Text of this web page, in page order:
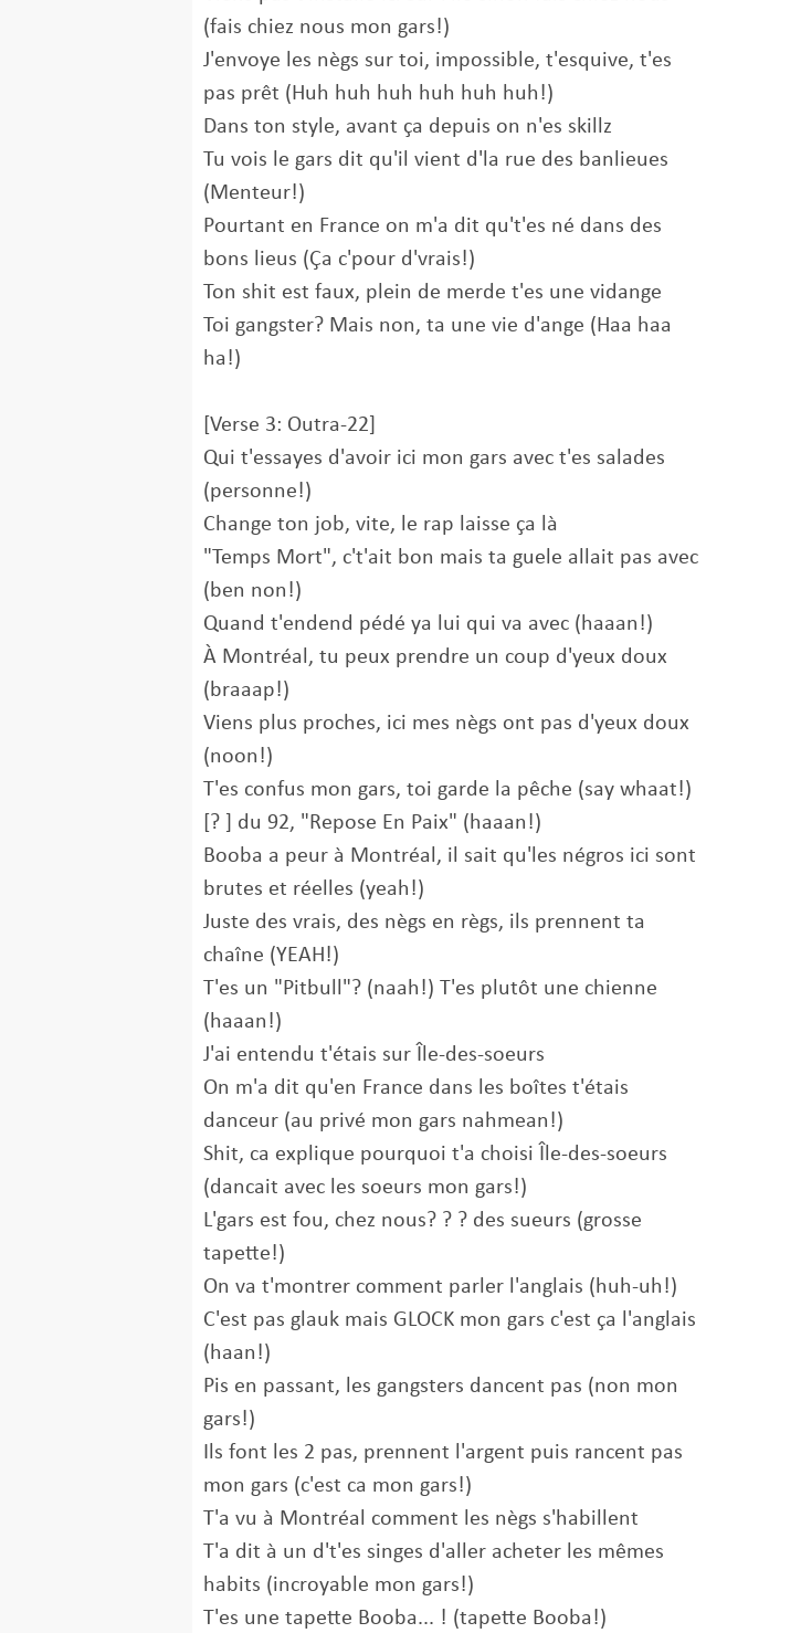
(fais chiez nous mon gars!)
J'envoye les nègs sur toi, impossible, t'esquive, t'es
pas prêt (Huh huh huh huh huh huh!)
Dans ton style, avant ça depuis on n'es skillz
Tu vois le gars dit qu'il vient d'la rue des banlieues
(Menteur!)
Pourtant en France on m'a dit qu't'es né dans des
bons lieus (Ça c'pour d'vrais!)
Ton shit est faux, plein de merde t'es une vidange
Toi gangster? Mais non, ta une vie d'ange (Haa haa
ha!)
[Verse 3: Outra-22]
Qui t'essayes d'avoir ici mon gars avec t'es salades
(personne!)
Change ton job, vite, le rap laisse ça là
"Temps Mort", c't'ait bon mais ta guele allait pas avec
(ben non!)
Quand t'endend pédé ya lui qui va avec (haaan!)
À Montréal, tu peux prendre un coup d'yeux doux
(braaap!)
Viens plus proches, ici mes nègs ont pas d'yeux doux
(noon!)
T'es confus mon gars, toi garde la pêche (say whaat!)
[? ] du 92, "Repose En Paix" (haaan!)
Booba a peur à Montréal, il sait qu'les négros ici sont
brutes et réelles (yeah!)
Juste des vrais, des nègs en règs, ils prennent ta
chaîne (YEAH!)
T'es un "Pitbull"? (naah!) T'es plutôt une chienne
(haaan!)
J'ai entendu t'étais sur Île-des-soeurs
On m'a dit qu'en France dans les boîtes t'étais
danceur (au privé mon gars nahmean!)
Shit, ca explique pourquoi t'a choisi Île-des-soeurs
(dancait avec les soeurs mon gars!)
L'gars est fou, chez nous? ? ? des sueurs (grosse
tapette!)
On va t'montrer comment parler l'anglais (huh-uh!)
C'est pas glauk mais GLOCK mon gars c'est ça l'anglais
(haan!)
Pis en passant, les gangsters dancent pas (non mon
gars!)
Ils font les 2 pas, prennent l'argent puis rancent pas
mon gars (c'est ca mon gars!)
T'a vu à Montréal comment les nègs s'habillent
T'a dit à un d't'es singes d'aller acheter les mêmes
habits (incroyable mon gars!)
T'es une tapette Booba... ! (tapette Booba!)